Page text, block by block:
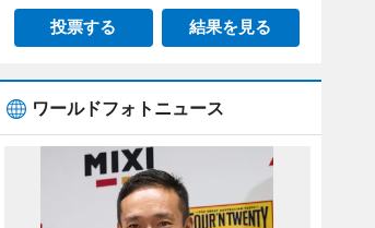
投票する 結果を見る
ワールドフォトニュース